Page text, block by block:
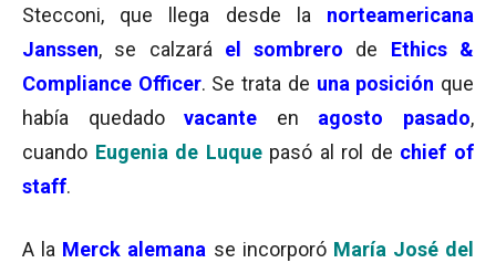
Stecconi, que llega desde la norteamericana
Janssen, se calzará el sombrero de Ethics &
Compliance Officer. Se trata de una posición que
había quedadovacante en agosto pasado,
cuando Eugenia de Luquepasó al rol de chief of
staff.
A la Merck alemana se incorporóMaría José del